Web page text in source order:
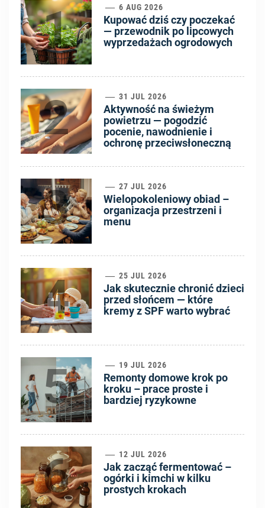
1 6 AUG 2026
Kupować dziś czy poczekać
— przewodnik po lipcowych
wyprzedażach ogrodowych
2 31 JUL 2026
Aktywność na świeżym
powietrzu — pogodzić
pocenie, nawodnienie i
ochronę przeciwsłoneczną
3 27 JUL 2026
Wielopokoleniowy obiad –
organizacja przestrzeni i
menu
4 25 JUL 2026
Jak skutecznie chronić dzieci
przed słońcem — które
kremy z SPF warto wybrać
5 19 JUL 2026
Remonty domowe krok po
kroku – prace proste i
bardziej ryzykowne
6 12 JUL 2026
Jak zacząć fermentować –
ogórki i kimchi w kilku
prostych krokach